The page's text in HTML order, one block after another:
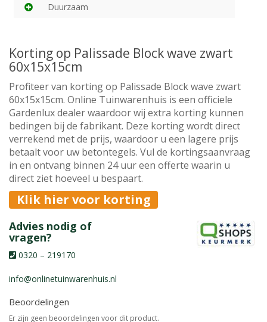
Duurzaam
Korting op Palissade Block wave zwart
60x15x15cm
Profiteer van korting op Palissade Block wave zwart
60x15x15cm. Online Tuinwarenhuis is een officiele
Gardenlux dealer waardoor wij extra korting kunnen
bedingen bij de fabrikant. Deze korting wordt direct
verrekend met de prijs, waardoor u een lagere prijs
betaalt voor uw betontegels. Vul de kortingsaanvraag
in en ontvang binnen 24 uur een offerte waarin u
direct ziet hoeveel u bespaart.
Klik hier voor korting
Advies nodig of
vragen?
0320 – 219170
info@onlinetuinwarenhuis.nl
Beoordelingen
Er zijn geen beoordelingen voor dit product.